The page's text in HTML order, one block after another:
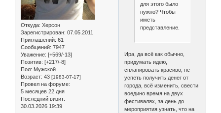
Откуда: Херсон
Зарегистрирован: 07.05.2011
Приглашений: 61
Сообщений: 7947
Уважение: [+569/-13]
Позитив: [+217/-8]
Пол: Мужской
Возраст: 43 [1983-07-17]
Провел на форуме:
5 месяцев 22 дня
Последний визит:
30.03.2026 19:39
для этого было
нужно? Чтобы
иметь
представление.
Ира, да всё как обычно,
придумать идею,
спланировать красиво, не
успеть получить денег от
города, всё изменить, свести
воедино время на двух
фестивалях, за день до
мероприятия узнать, что на